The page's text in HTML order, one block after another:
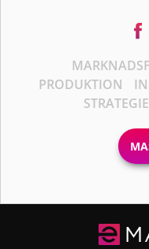
PRODUKTION